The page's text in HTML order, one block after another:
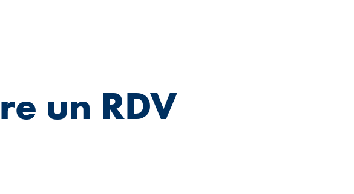
un RDV